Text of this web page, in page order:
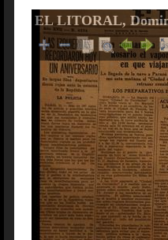
EL LITORAL,